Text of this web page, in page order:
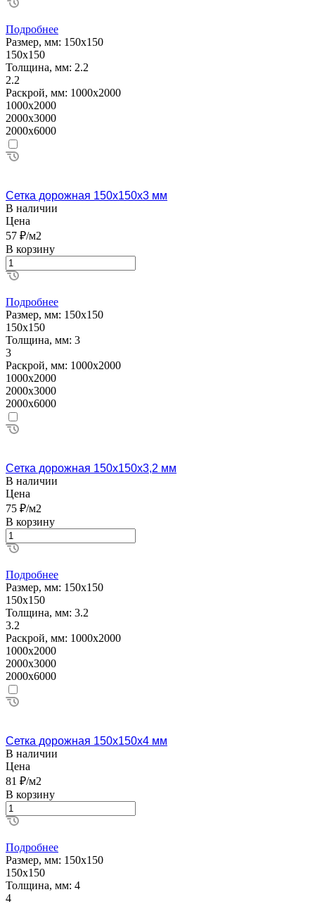
Подробнее
Размер, мм: 150х150
150х150
Толщина, мм: 2.2
2.2
Раскрой, мм: 1000х2000
1000х2000
2000х3000
2000х6000
Сетка дорожная 150х150х3 мм
В наличии
Цена
57 ₽/м2
В корзину
Подробнее
Размер, мм: 150х150
150х150
Толщина, мм: 3
3
Раскрой, мм: 1000х2000
1000х2000
2000х3000
2000х6000
Сетка дорожная 150х150х3,2 мм
В наличии
Цена
75 ₽/м2
В корзину
Подробнее
Размер, мм: 150х150
150х150
Толщина, мм: 3.2
3.2
Раскрой, мм: 1000х2000
1000х2000
2000х3000
2000х6000
Сетка дорожная 150х150х4 мм
В наличии
Цена
81 ₽/м2
В корзину
Подробнее
Размер, мм: 150х150
150х150
Толщина, мм: 4
4